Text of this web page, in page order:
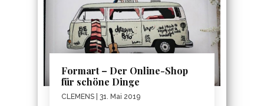
Formart – Der Online-Shop
für schöne Dinge
CLEMENS | 31. Mai 2019